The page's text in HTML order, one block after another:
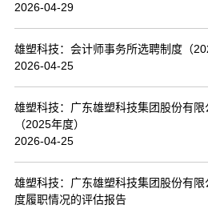
2026-04-29
雄塑科技：会计师事务所选聘制度（
2026-04-25
雄塑科技：广东雄塑科技集团股份有
（2025年度）
2026-04-25
雄塑科技：广东雄塑科技集团股份有
度履职情况的评估报告